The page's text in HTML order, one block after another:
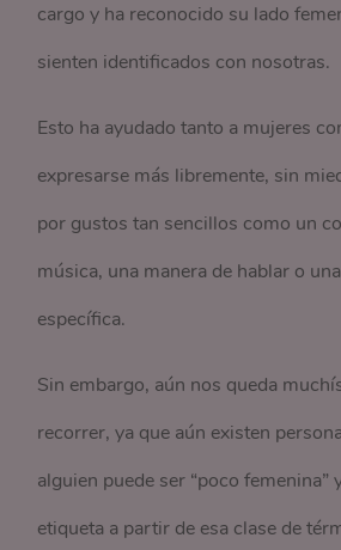
cargo y ha reconocido su lado
sienten identificados con nosotras.
Esto ha ayudado tanto a mujeres
expresarse más libremente, sin
por gustos tan sencillos como un
música, una manera de hablar o
específica.
Sin embargo, aún nos queda
recorrer, ya que aún existen
alguien puede ser “poco femenina”
etiqueta a partir de esa clase de